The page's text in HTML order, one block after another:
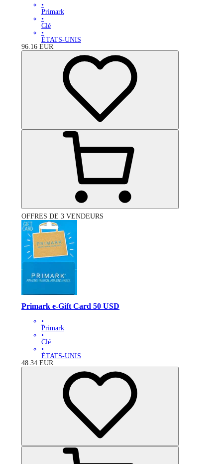
•
Primark
•
Clé
•
ÉTATS-UNIS
96.16 EUR
OFFRES DE 3 VENDEURS
Primark e-Gift Card 50 USD
•
Primark
•
Clé
•
ÉTATS-UNIS
48.34 EUR